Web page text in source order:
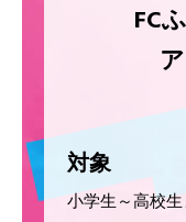
FC
対象
小学生～高校